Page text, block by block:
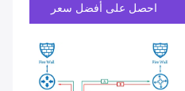
احصل على أفضل سعر